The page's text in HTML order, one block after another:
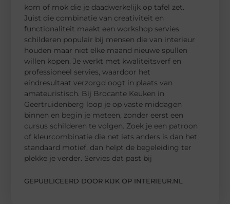
kom of mok die je daadwerkelijk op tafel zet.
Juist die combinatie van creativiteit en
functionaliteit maakt een workshop servies
schilderen populair bij mensen die van interieur
houden maar niet elke maand nieuwe spullen
willen kopen. Je werkt met kwaliteitsverf en
professioneel servies, waardoor het
eindresultaat verzorgd oogt in plaats van
amateuristisch. Bij Brocante Keuken in
Geertruidenberg loop je op vaste middagen
binnen en begin je meteen, zonder eerst een
cursus schilderen te volgen. Zoek je een patroon
of kleurcombinatie die net iets anders is dan het
standaard motief, dan helpt de begeleiding ter
plekke je verder. Servies dat past bij
GEPUBLICEERD DOOR KIJK OP INTERIEUR.NL